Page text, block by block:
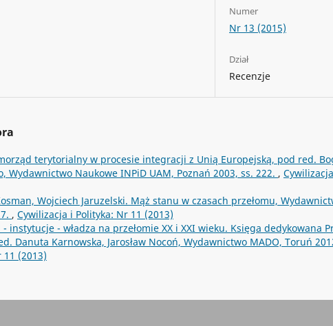
Numer
Nr 13 (2015)
Dział
Recenzje
terytorialny w procesie integracji z Unią Europejską, pod red.
Wydawnictwo Naukowe INPiD UAM, Poznań 2003, ss. 222. ,
Wojciech Jaruzelski. Mąż stanu w czasach przełomu,
, Cywilizacja i Polityka: Nr 11 (2013)
instytucje - władza na przełomie XX i XXI wieku. Księga dedykowana
Danuta Karnowska, Jarosław Nocoń, Wydawnictwo MADO, Toruń
(2013)